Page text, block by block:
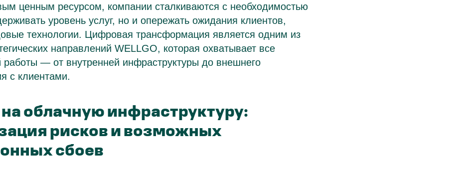
ценным ресурсом, компании сталкиваются с необходимостью
уровень услуг, но и опережать ожидания клиентов,
технологии. Цифровая трансформация является одним из
направлений WELLGO, которая охватывает все
— от внутренней инфраструктуры до внешнего
с клиентами.
облачную инфраструктуру:
рисков и возможных
сбоев